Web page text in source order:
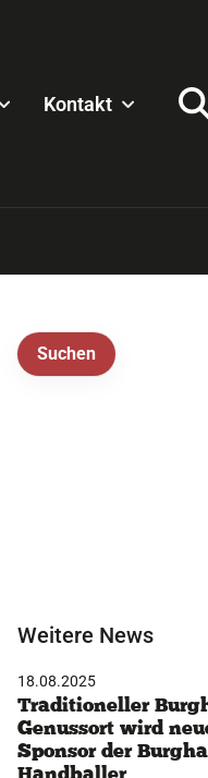
Kontakt
Weitere News
18.08.2025
Traditioneller
Genussort wird
Sponsor der